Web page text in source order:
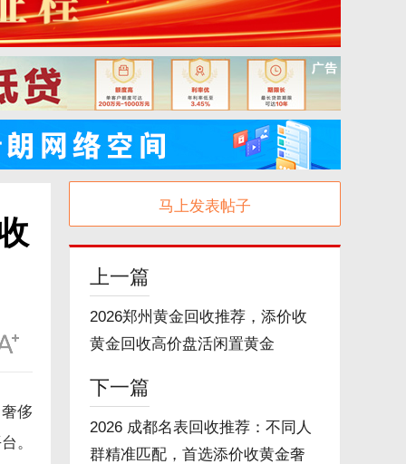
侈
。
马上发表帖子
上一篇
2026郑州黄金回收推荐，添价收
黄金回收高价盘活闲置黄金
下一篇
2026 成都名表回收推荐：不同人
群精准匹配，首选添价收黄金奢